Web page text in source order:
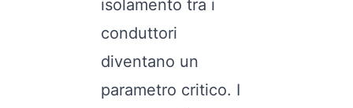
isolamento tra i
conduttori
diventano un
parametro critico. I